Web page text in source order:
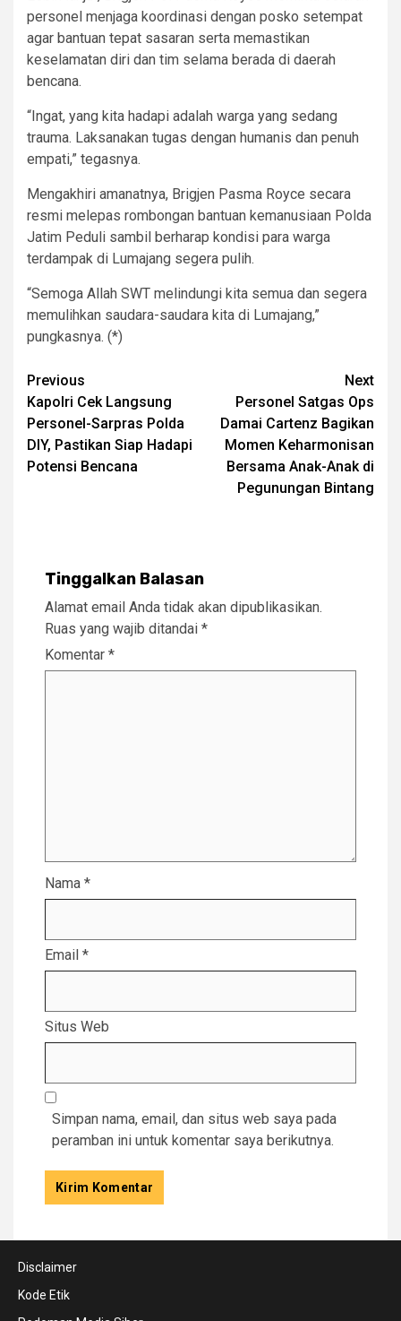
personel menjaga koordinasi dengan posko setempat
agar bantuan tepat sasaran serta memastikan
keselamatan diri dan tim selama berada di daerah
bencana.
“Ingat, yang kita hadapi adalah warga yang sedang
trauma. Laksanakan tugas dengan humanis dan penuh
empati,” tegasnya.
Mengakhiri amanatnya, Brigjen Pasma Royce secara
resmi melepas rombongan bantuan kemanusiaan Polda
Jatim Peduli sambil berharap kondisi para warga
terdampak di Lumajang segera pulih.
“Semoga Allah SWT melindungi kita semua dan segera
memulihkan saudara-saudara kita di Lumajang,”
pungkasnya. (*)
Post
navigation
Previous
Kapolri Cek Langsung
Personel-Sarpras Polda
DIY, Pastikan Siap Hadapi
Potensi Bencana
Next
Personel Satgas Ops
Damai Cartenz Bagikan
Momen Keharmonisan
Bersama Anak-Anak di
Pegunungan Bintang
Tinggalkan Balasan
Alamat email Anda tidak akan dipublikasikan.
Ruas yang wajib ditandai *
Komentar *
Nama *
Email *
Situs Web
Simpan nama, email, dan situs web saya pada
peramban ini untuk komentar saya berikutnya.
Disclaimer
Kode Etik